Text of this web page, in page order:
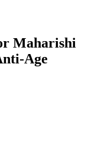
Maharishi
Age